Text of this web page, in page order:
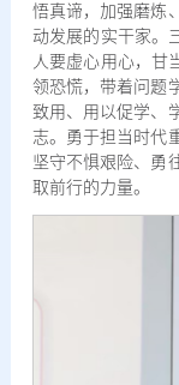
悟真谛，加强磨炼
动发展的实干家。
人要虚心用心，甘
领恐慌，带着问题
致用、用以促学、
志。勇于担当时代
坚守不惧艰险、勇
取前行的力量。